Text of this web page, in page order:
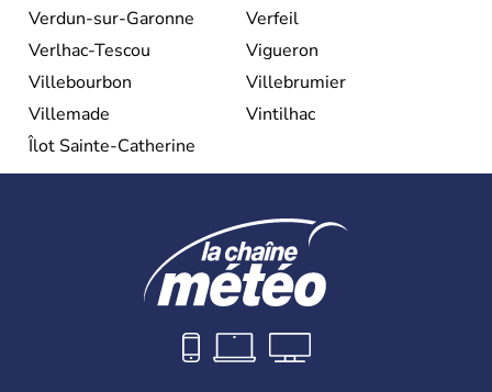
Verdun-sur-Garonne
Verfeil
Verlhac-Tescou
Vigueron
Villebourbon
Villebrumier
Villemade
Vintilhac
Îlot Sainte-Catherine